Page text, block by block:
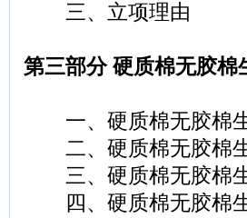
三、立项理由
第三部分 硬质棉无胶
一、硬质棉无胶棉
二、硬质棉无胶棉生
三、硬质棉无胶棉
四、硬质棉无胶棉生